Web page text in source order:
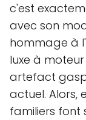
c'est
avec son
hommage à
luxe à
artefact
actuel. Alors,
familiers font